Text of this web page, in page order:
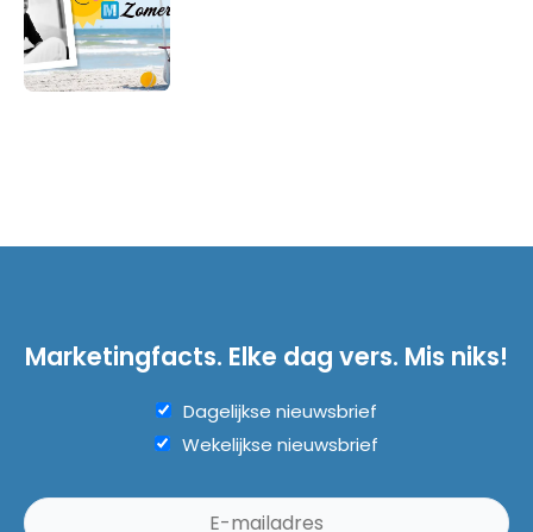
Marketingfacts. Elke dag vers. Mis niks!
Dagelijkse nieuwsbrief
Wekelijkse nieuwsbrief